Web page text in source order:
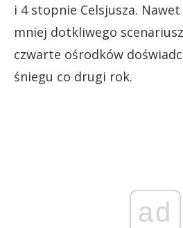
i 4 stopnie Celsjusza.
mniej dotkliwego
czwarte ośrodków
śniegu co drugi rok.
ad